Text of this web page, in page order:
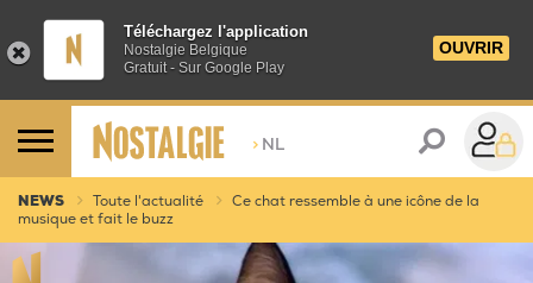
Téléchargez l'application
Nostalgie Belgique
Gratuit - Sur Google Play
OUVRIR
> NL
NEWS Toute l'actualité
Ce chat ressemble à une icône de la
musique et fait le buzz